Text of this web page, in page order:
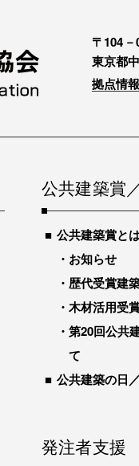
〒104－
東京都
拠点情
公共建築賞
公共建築賞と
お知らせ
歴代受賞建
木材活用受
第20回公共
て
公共建築の日
発注者支援